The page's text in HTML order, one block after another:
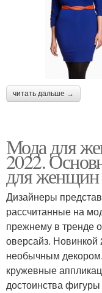
читать дальше →
Мода для
2022.
для женщин
Дизайнеры
рассчитанные на
прежнему в тренде
оверсайз. Новинкой
необычным
кружевные
достоинства фигуры